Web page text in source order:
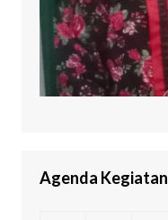
Agenda Kegiatan